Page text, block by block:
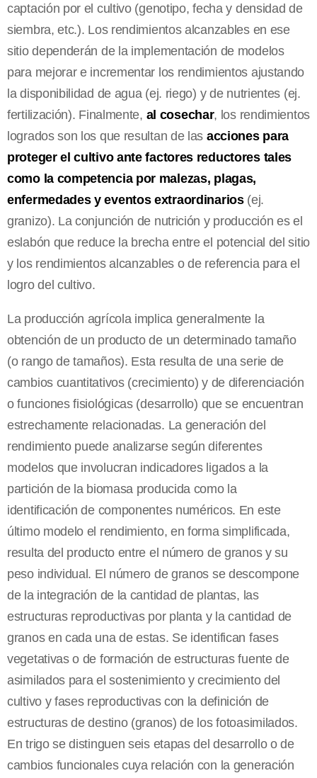
captación por el cultivo (genotipo, fecha y densidad de
siembra, etc.). Los rendimientos alcanzables en ese
sitio dependerán de la implementación de modelos
para mejorar e incrementar los rendimientos ajustando
la disponibilidad de agua (ej. riego) y de nutrientes (ej.
fertilización). Finalmente, al cosechar, los rendimientos
logrados son los que resultan de las acciones para
proteger el cultivo ante factores reductores tales
como la competencia por malezas, plagas,
enfermedades y eventos extraordinarios(ej.
granizo). La conjunción de nutrición y producción es el
eslabón que reduce la brecha entre el potencial del sitio
y los rendimientos alcanzables o de referencia para el
logro del cultivo.
La producción agrícola implica generalmente la
obtención de un producto de un determinado tamaño
(o rango de tamaños). Esta resulta de una serie de
cambios cuantitativos (crecimiento) y de diferenciación
o funciones fisiológicas (desarrollo) que se encuentran
estrechamente relacionadas. La generación del
rendimiento puede analizarse según diferentes
modelos que involucran indicadores ligados a la
partición de la biomasa producida como la
identificación de componentes numéricos. En este
último modelo el rendimiento, en forma simplificada,
resulta del producto entre el número de granos y su
peso individual. El número de granos se descompone
de la integración de la cantidad de plantas, las
estructuras reproductivas por planta y la cantidad de
granos en cada una de estas. Se identifican fases
vegetativas o de formación de estructuras fuente de
asimilados para el sostenimiento y crecimiento del
cultivo y fases reproductivas con la definición de
estructuras de destino (granos) de los fotoasimilados.
En trigo se distinguen seis etapas del desarrollo o de
cambios funcionales cuya relación con la generación